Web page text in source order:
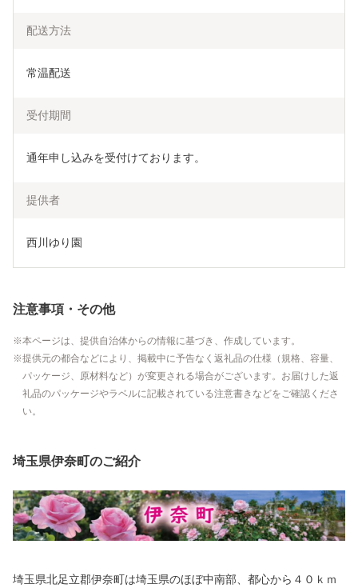
配送方法
常温配送
受付期間
通年申し込みを受付けております。
提供者
西川ゆり園
注意事項・その他
本ページは、提供自治体からの情報に基づき、作成しています。
提供元の都合などにより、掲載中に予告なく返礼品の仕様（規格、容量、
パッケージ、原材料など）が変更される場合がございます。お届けした返
礼品のパッケージやラベルに記載されている注意書きなどをご確認くださ
い。
埼玉県伊奈町のご紹介
埼玉県北足立郡伊奈町は埼玉県のほぼ中南部、都心から４０ｋｍ